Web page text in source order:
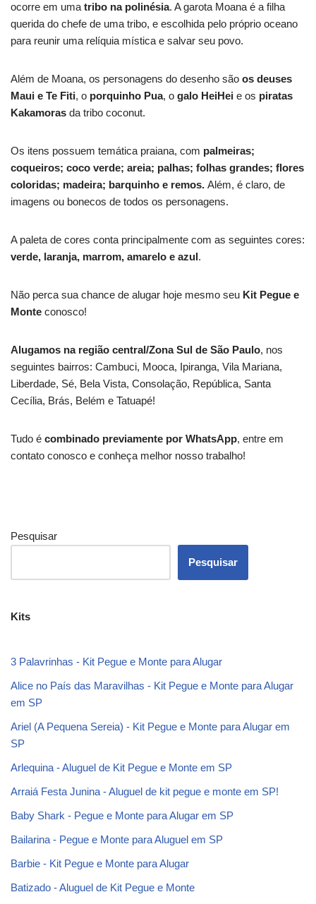
ocorre em uma tribo na polinésia. A garota Moana é a filha
querida do chefe de uma tribo, e escolhida pelo próprio oceano
para reunir uma relíquia mística e salvar seu povo.
Além de Moana, os personagens do desenho são os deuses
Maui e Te Fiti, o porquinho Pua, o galo HeiHei e os piratas
Kakamoras da tribo coconut.
Os itens possuem temática praiana, com palmeiras;
coqueiros; coco verde; areia; palhas; folhas grandes; flores
coloridas; madeira; barquinho e remos. Além, é claro, de
imagens ou bonecos de todos os personagens.
A paleta de cores conta principalmente com as seguintes cores:
verde, laranja, marrom, amarelo e azul.
Não perca sua chance de alugar hoje mesmo seu Kit Pegue e
Monte conosco!
Alugamos na região central/Zona Sul de São Paulo, nos
seguintes bairros: Cambuci, Mooca, Ipiranga, Vila Mariana,
Liberdade, Sé, Bela Vista, Consolação, República, Santa
Cecília, Brás, Belém e Tatuapé!
Tudo é combinado previamente por WhatsApp, entre em
contato conosco e conheça melhor nosso trabalho!
Pesquisar
Pesquisar
Kits
3 Palavrinhas - Kit Pegue e Monte para Alugar
Alice no País das Maravilhas - Kit Pegue e Monte para Alugar
em SP
Ariel (A Pequena Sereia) - Kit Pegue e Monte para Alugar em
SP
Arlequina - Aluguel de Kit Pegue e Monte em SP
Arraiá Festa Junina - Aluguel de kit pegue e monte em SP!
Baby Shark - Pegue e Monte para Alugar em SP
Bailarina - Pegue e Monte para Aluguel em SP
Barbie - Kit Pegue e Monte para Alugar
Batizado - Aluguel de Kit Pegue e Monte